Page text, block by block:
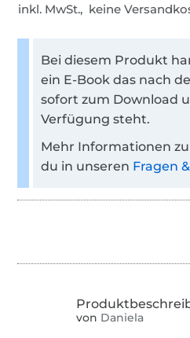
inkl. MwSt., keine
Bei diesem Produkt
ein E-Book das nach
sofort zum Download
Verfügung steht.
Mehr Informationen
du in unseren Fragen
von Daniela